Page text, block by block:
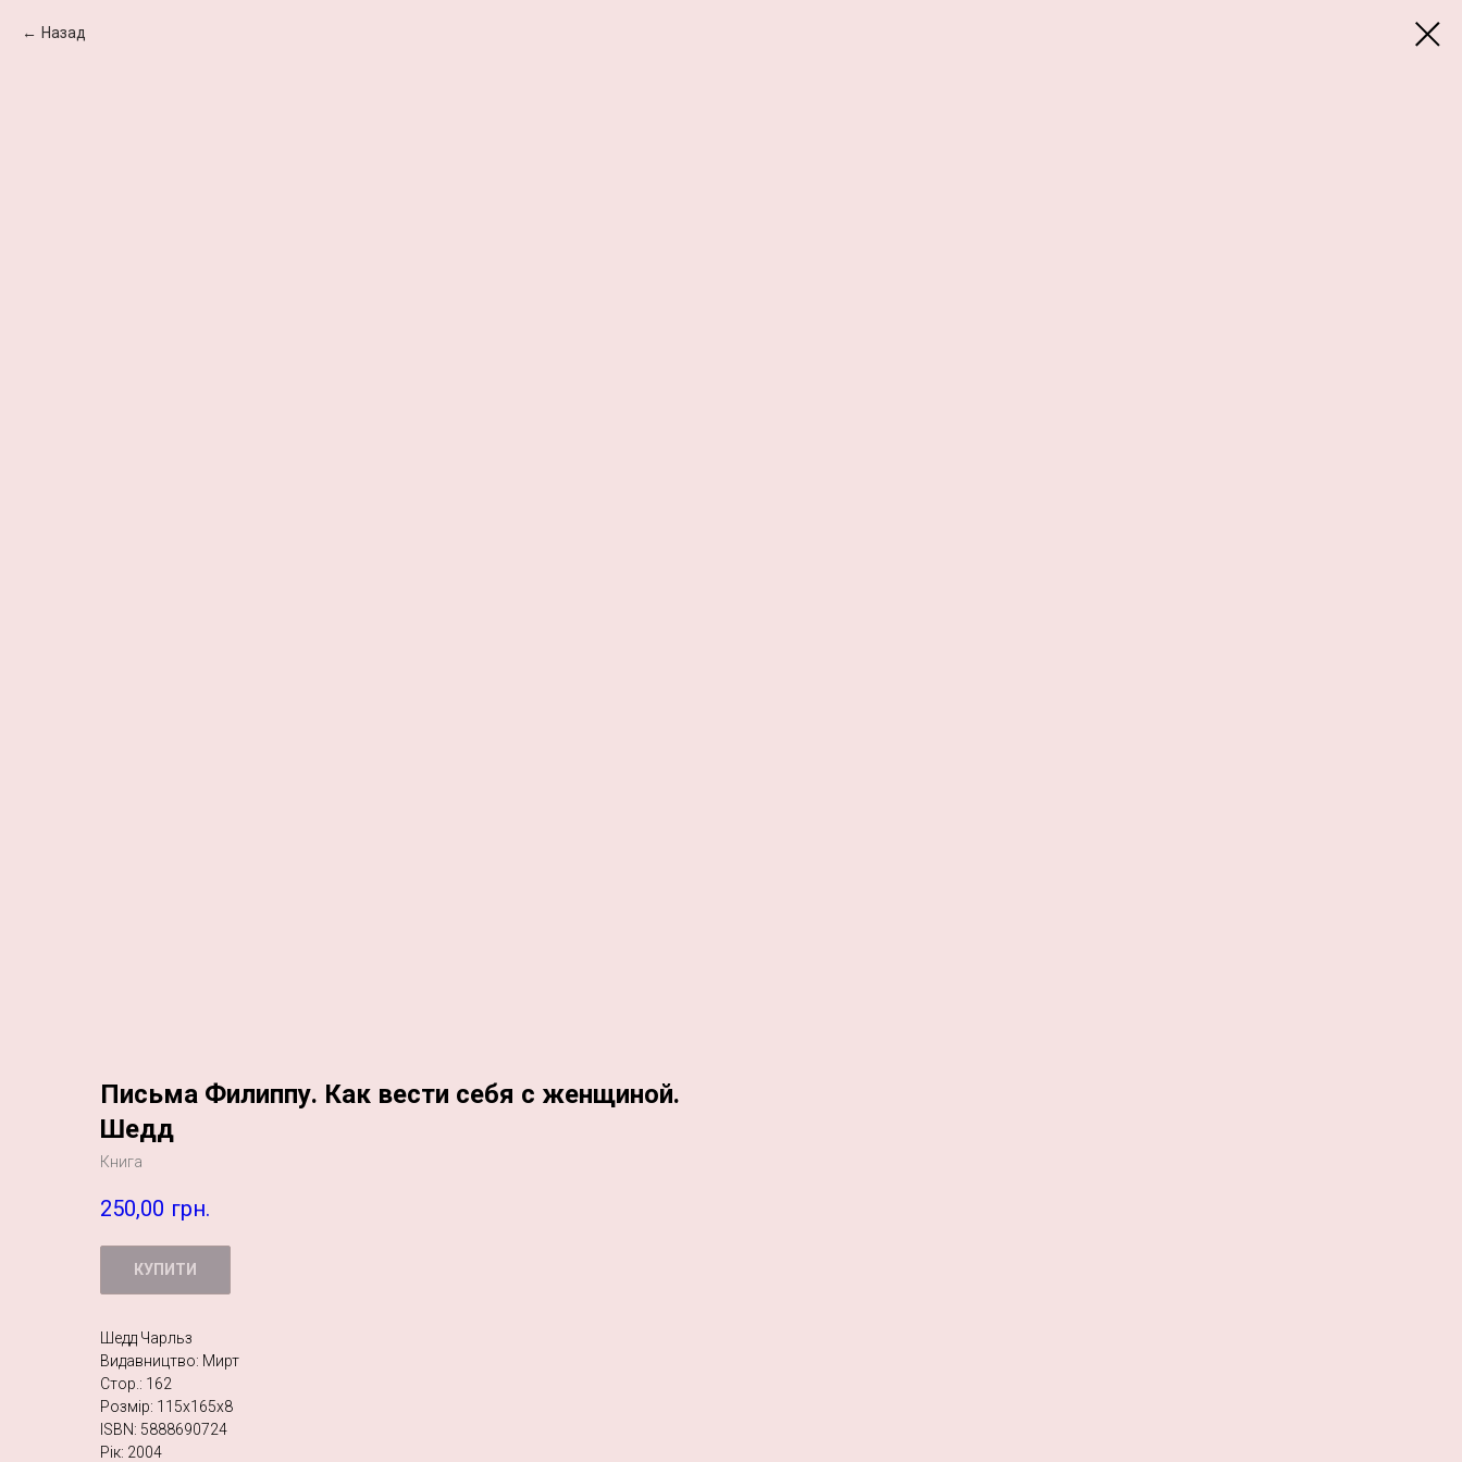
Назад
Письма Филиппу. Как вести себя с женщиной.
Шедд
Книга
250,00 грн.
КУПИТИ
Шедд Чарльз
Видавництво: Мирт
Стор.: 162
Розмір: 115х165х8
ISBN: 5888690724
Рік: 2004